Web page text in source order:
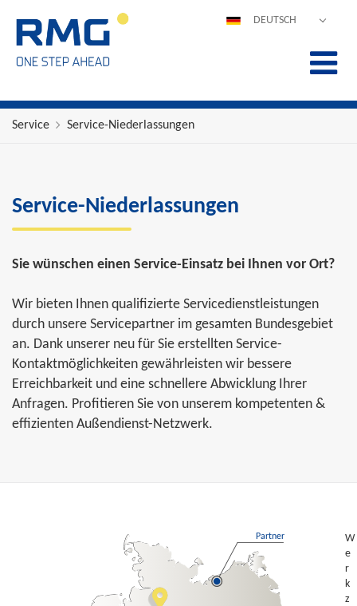
DEUTSCH
Service Service-Niederlassungen
Service-Niederlassungen
Sie wünschen einen Service-Einsatz bei Ihnen vor Ort?
Wir bieten Ihnen qualifizierte Servicedienstleistungen
durch unsere Servicepartner im gesamten Bundesgebiet
an. Dank unserer neu für Sie erstellten Service-
Kontaktmöglichkeiten gewährleisten wir bessere
Erreichbarkeit und eine schnellere Abwicklung Ihrer
Anfragen. Profitieren Sie von unserem kompetenten &
effizienten Außendienst-Netzwerk.
Partner
W
e
r
k
z